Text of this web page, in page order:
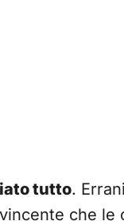
tutto.
che le